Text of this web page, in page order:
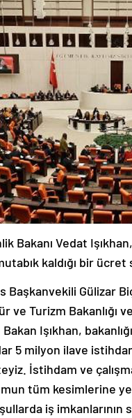
Bakanı Vedat
kaldığı bir
Başkanvekili Gülizar
ve Turizm Bakanlığı
Işıkhan,
5 milyon ilave
İstihdam ve
tüm kesimlerine
iş